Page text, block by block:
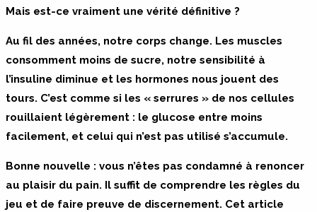
Mais est-ce vraiment une vérité définitive ?
Au fil des années, notre corps change. Les muscles
consomment moins de sucre, notre sensibilité à
l’insuline diminue et les hormones nous jouent des
tours. C’est comme si les « serrures » de nos cellules
rouillaient légèrement : le glucose entre moins
facilement, et celui qui n’est pas utilisé s’accumule.
Bonne nouvelle : vous n’êtes pas condamné à renoncer
au plaisir du pain. Il suffit de comprendre les règles du
jeu et de faire preuve de discernement. Cet article